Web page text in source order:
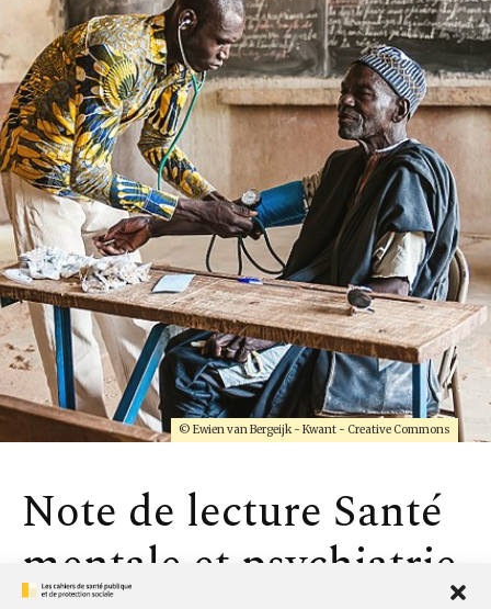
© Ewien van Bergeijk - Kwant - Creative Commons
Note de lecture Santé
mentale et psychiatrie